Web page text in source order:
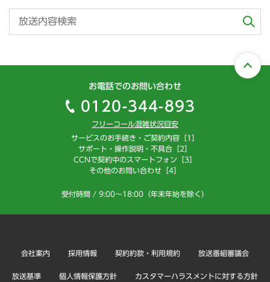
お電話でのお問い合わせ
0120-344-893
フリーコール混雑状況目安
サービスのお手続き・ご契約内容［1］
サポート・操作説明・不具合［2］
CCNで契約中のスマートフォン［3］
その他のお問い合わせ［4］
受付時間 / 9:00～18:00（年末年始を除く）
会社案内 採用情報 契約約款・利用規約 放送番組審議会
放送基準 個人情報保護方針 カスタマーハラスメントに対する方針